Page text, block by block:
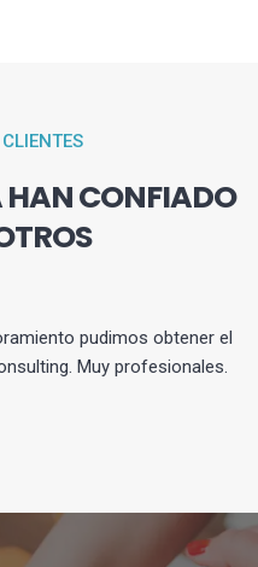
HAN CONFIADO
pudimos obtener el
Muy profesionales.